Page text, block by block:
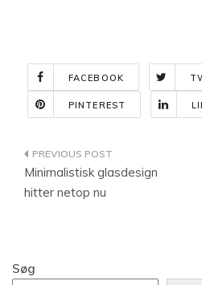
FACEBOOK
PINTEREST
Indlægsnavigation
Minimalistisk glasdesign
hitter netop nu
Søg